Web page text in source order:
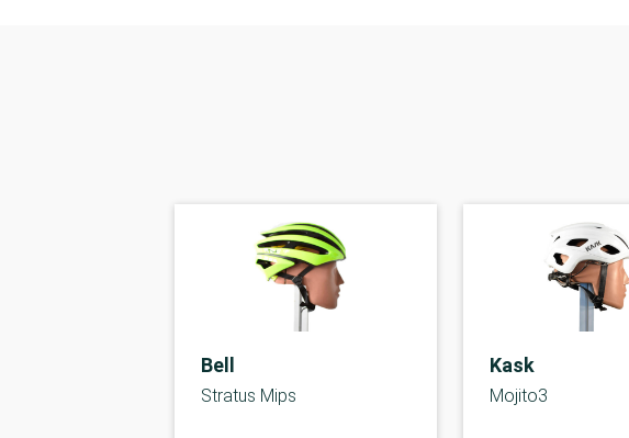
Bell
Stratus Mips
Kask
Mojito3